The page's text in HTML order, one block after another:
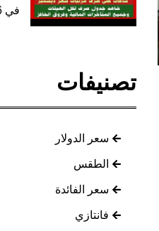
في 2026
تصنيفات
سعر الدولار
الطقس
سعر الفائدة
فانتازي